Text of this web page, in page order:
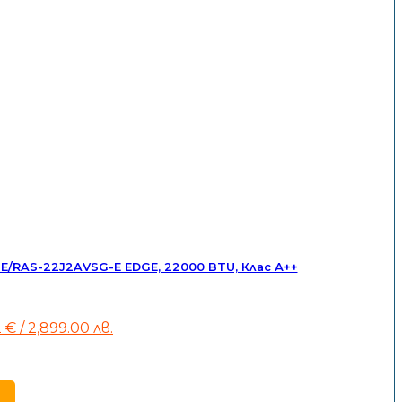
22J2AVSG-E EDGE, 22000 BTU, Клас А++
€ / 2,899.00 лв.